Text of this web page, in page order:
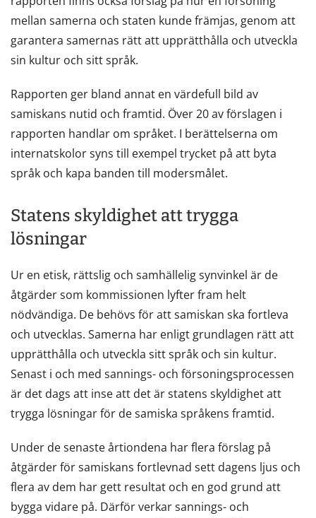
mellan samerna och staten kunde främjas, genom att
garantera samernas rätt att upprätthålla och utveckla
sin kultur och sitt språk.
Rapporten ger bland annat en värdefull bild av
samiskans nutid och framtid. Över 20 av förslagen i
rapporten handlar om språket. I berättelserna om
internatskolor syns till exempel trycket på att byta
språk och kapa banden till modersmålet.
Statens skyldighet att trygga
lösningar
Ur en etisk, rättslig och samhällelig synvinkel är de
åtgärder som kommissionen lyfter fram helt
nödvändiga. De behövs för att samiskan ska fortleva
och utvecklas. Samerna har enligt grundlagen rätt att
upprätthålla och utveckla sitt språk och sin kultur.
Senast i och med sannings- och försoningsprocessen
är det dags att inse att det är statens skyldighet att
trygga lösningar för de samiska språkens framtid.
Under de senaste årtiondena har flera förslag på
åtgärder för samiskans fortlevnad sett dagens ljus och
flera av dem har gett resultat och en god grund att
bygga vidare på. Därför verkar sannings- och